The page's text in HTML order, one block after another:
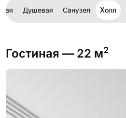
Душевая Санузел Холл
Гостиная — 22 м2